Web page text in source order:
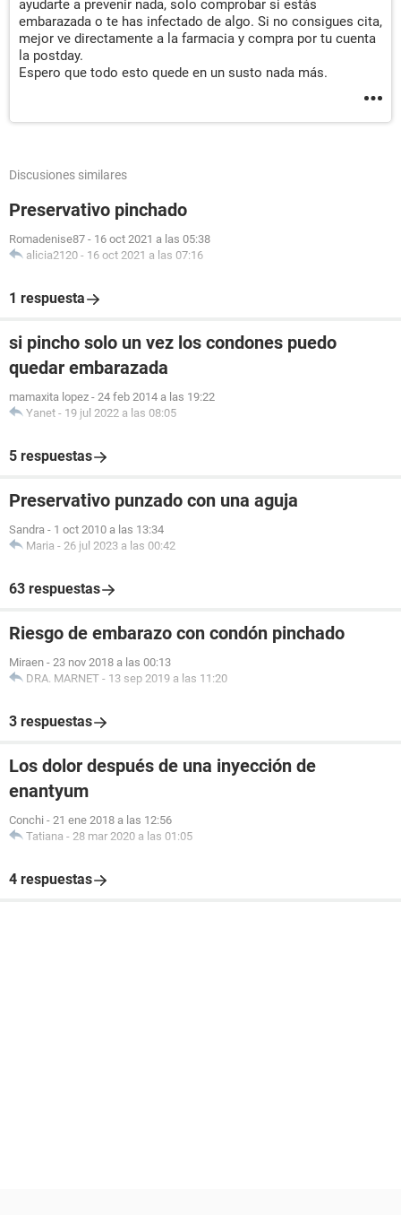
ayudarte a prevenir nada, solo comprobar si estás
embarazada o te has infectado de algo. Si no consigues cita,
mejor ve directamente a la farmacia y compra por tu cuenta
la postday.
Espero que todo esto quede en un susto nada más.
Discusiones similares
Preservativo pinchado
Romadenise87 - 16 oct 2021 a las 05:38
alicia2120 - 16 oct 2021 a las 07:16
1 respuesta
si pincho solo un vez los condones puedo
quedar embarazada
mamaxita lopez - 24 feb 2014 a las 19:22
Yanet - 19 jul 2022 a las 08:05
5 respuestas
Preservativo punzado con una aguja
Sandra - 1 oct 2010 a las 13:34
Maria - 26 jul 2023 a las 00:42
63 respuestas
Riesgo de embarazo con condón pinchado
Miraen - 23 nov 2018 a las 00:13
DRA. MARNET - 13 sep 2019 a las 11:20
3 respuestas
Los dolor después de una inyección de
enantyum
Conchi - 21 ene 2018 a las 12:56
Tatiana - 28 mar 2020 a las 01:05
4 respuestas